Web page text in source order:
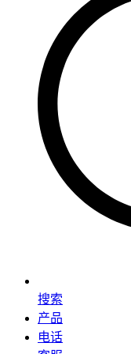
搜索
产品
电话